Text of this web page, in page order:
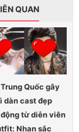
QUAN
Quốc gây
dàn cast đẹp
từ diễn viên
Nhan sắc